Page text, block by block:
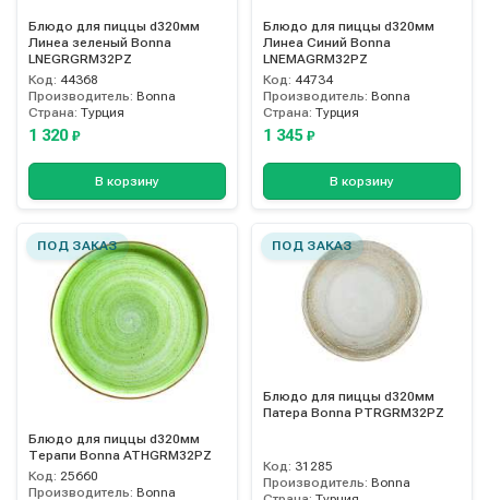
Блюдо для пиццы d320мм
Линеа зеленый Bonna
LNEGRGRM32PZ
Код: 44368
Производитель: Bonna
Страна: Турция
1 320 ₽
В корзину
Блюдо для пиццы d320мм
Линеа Синий Bonna
LNEMAGRM32PZ
Код: 44734
Производитель: Bonna
Страна: Турция
1 345 ₽
В корзину
ПОД ЗАКАЗ
Блюдо для пиццы d320мм
Терапи Bonna ATHGRM32PZ
Код: 25660
Производитель: Bonna
ПОД ЗАКАЗ
Блюдо для пиццы d320мм
Патера Bonna PTRGRM32PZ
Код: 31285
Производитель: Bonna